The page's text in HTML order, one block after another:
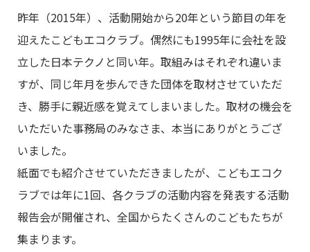
昨年（2015年）、活動開始から20年という節目の年を
迎えたこどもエコクラブ。偶然にも1995年に会社を設
立した日本テクノと同い年。取組みはそれぞれ違いま
すが、同じ年月を歩んできた団体を取材させていただ
き、勝手に親近感を覚えてしまいました。取材の機会を
いただいた事務局のみなさま、本当にありがとうござ
いました。
紙面でも紹介させていただきましたが、こどもエコク
ラブでは年に1回、各クラブの活動内容を発表する活動
報告会が開催され、全国からたくさんのこどもたちが
集まります。